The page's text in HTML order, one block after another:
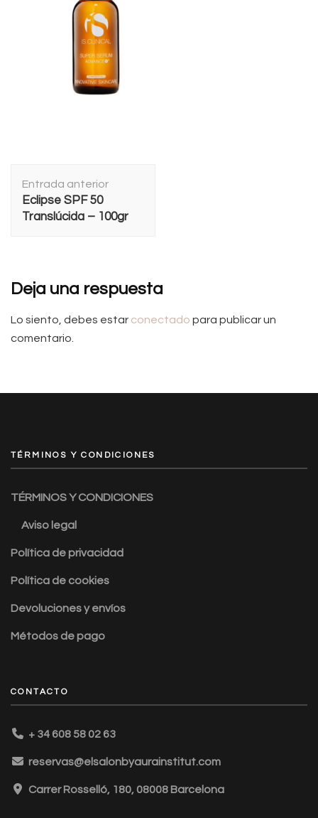
de
entradas
Entrada anterior
Eclipse SPF 50
Translúcida – 100gr
Deja una respuesta
Lo siento, debes estar conectado para publicar un
comentario.
TÉRMINOS Y CONDICIONES
TÉRMINOS Y CONDICIONES
Aviso legal
Política de privacidad
Política de cookies
Devoluciones y envíos
Métodos de pago
CONTACTO
+ 34 608 58 02 63
reservas@elsalonbyaurainstitut.com
Carrer Rosselló, 180, 08008 Barcelona